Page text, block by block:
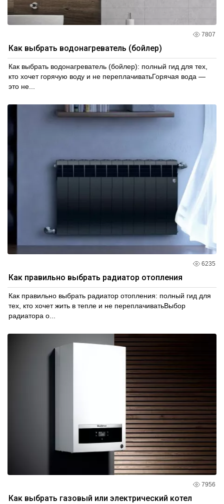
7807
Как выбрать водонагреватель (бойлер)
Как выбрать водонагреватель (бойлер): полный гид для тех,
кто хочет горячую воду и не переплачиватьГорячая вода —
это не...
6235
Как правильно выбрать радиатор отопления
Как правильно выбрать радиатор отопления: полный гид для
тех, кто хочет жить в тепле и не переплачиватьВыбор
радиатора о...
7956
Как выбрать газовый или электрический котел